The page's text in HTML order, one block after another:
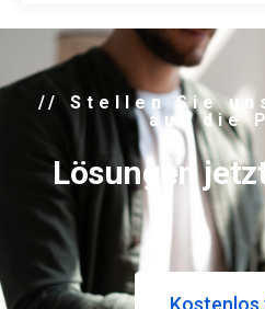
// Stellen Sie
auf die
Lösungen